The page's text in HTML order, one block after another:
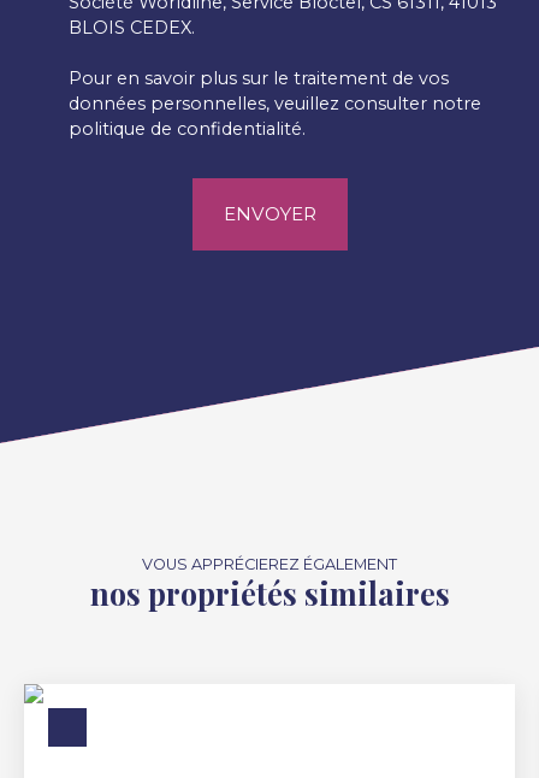
BLOIS CEDEX.
Pour en savoir plus sur le traitement de vos
données personnelles, veuillez consulter notre
politique de confidentialité.
ENVOYER
VOUS APPRÉCIEREZ ÉGALEMENT
nos propriétés similaires